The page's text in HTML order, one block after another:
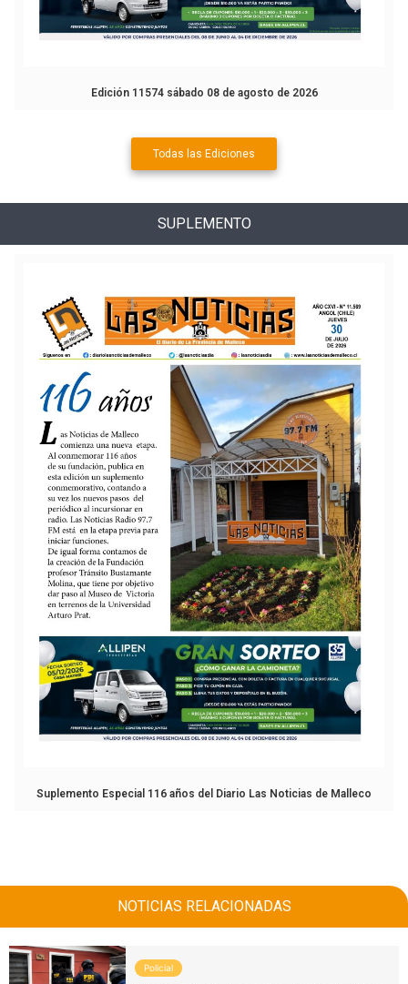
Edición 11574 sábado 08 de agosto de 2026
Todas las Ediciones
SUPLEMENTO
Suplemento Especial 116 años del Diario Las Noticias de Malleco
NOTICIAS RELACIONADAS
Policial